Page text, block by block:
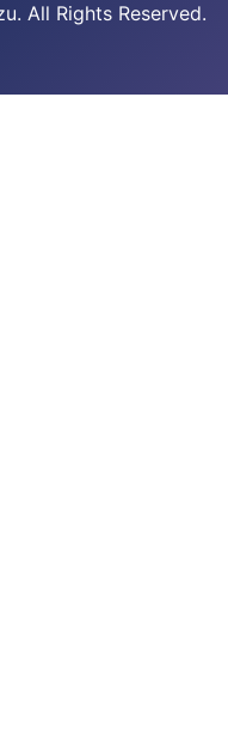
All Rights Reserved.